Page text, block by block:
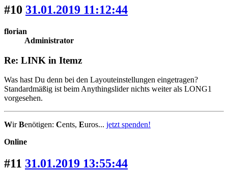
#10 31.01.2019 11:12:44
florian
Administrator
Re: LINK in Itemz
Was hast Du denn bei den Layouteinstellungen eingetragen?
Standardmäßig ist beim Anythingslider nichts weiter als LONG1
vorgesehen.
WirBenötigen: Cents, Euros... jetzt spenden!
Online
#11 31.01.2019 13:55:44